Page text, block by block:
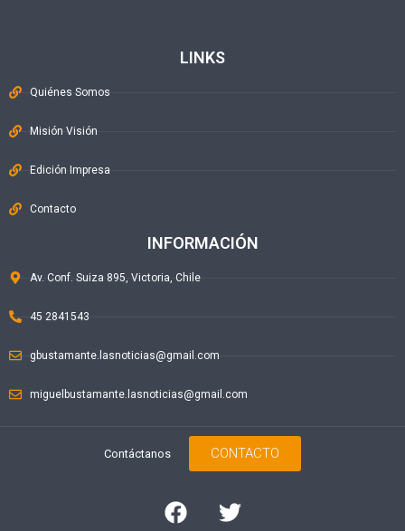
LINKS
Quiénes Somos
Misión Visión
Edición Impresa
Contacto
INFORMACIÓN
Av. Conf. Suiza 895, Victoria, Chile
45 2841543
gbustamante.lasnoticias@gmail.com
miguelbustamante.lasnoticias@gmail.com
Contáctanos CONTACTO